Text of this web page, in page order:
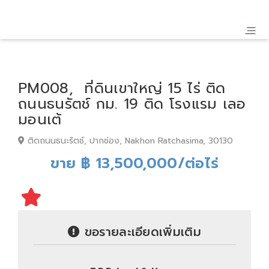
PM008, ที่ดินเขาใหญ่ 15 ไร่ ติด
ถนนธนรัตช์ กม. 19 ติด โรงแรม เลอ
มอนเต้
ติดถนนธนะรัตช์, ปากช่อง, Nakhon Ratchasima, 30130
ขาย ฿ 13,500,000/ต่อไร่
ขอรายละเอียดเพิ่มเติม